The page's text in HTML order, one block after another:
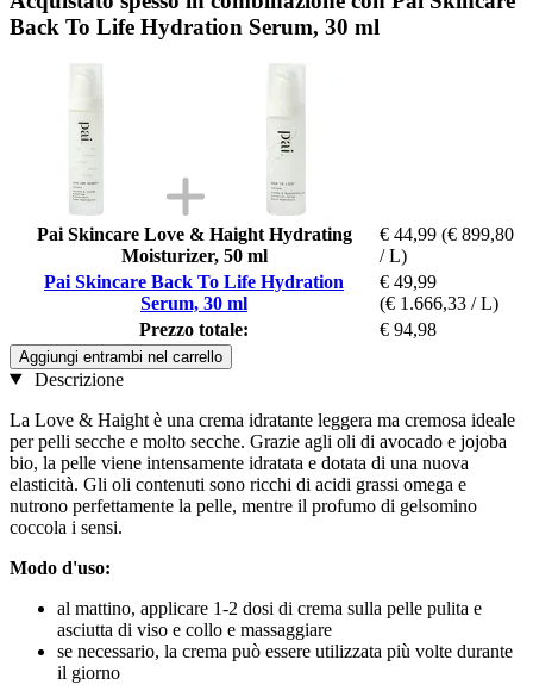
Back To Life Hydration Serum, 30 ml
Pai Skincare Love & Haight Hydrating
Moisturizer, 50 ml
€ 44,99 (€ 899,80
/ L)
Pai Skincare Back To Life Hydration
Serum, 30 ml
€ 49,99
(€ 1.666,33 / L)
Prezzo totale:
€ 94,98
Aggiungi entrambi nel carrello
Descrizione
La Love & Haight è una crema idratante leggera ma cremosa ideale
per pelli secche e molto secche. Grazie agli oli di avocado e jojoba
bio, la pelle viene intensamente idratata e dotata di una nuova
elasticità. Gli oli contenuti sono ricchi di acidi grassi omega e
nutrono perfettamente la pelle, mentre il profumo di gelsomino
coccola i sensi.
Modo d'uso:
al mattino, applicare 1-2 dosi di crema sulla pelle pulita e
asciutta di viso e collo e massaggiare
se necessario, la crema può essere utilizzata più volte durante
il giorno